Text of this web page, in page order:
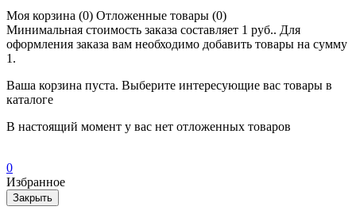
Моя корзина (0) Отложенные товары (0)
Минимальная стоимость заказа составляет 1 руб.. Для
оформления заказа вам необходимо добавить товары на сумму
1.
Ваша корзина пуста. Выберите интересующие вас товары в
каталоге
В настоящий момент у вас нет отложенных товаров
0
Избранное
Закрыть